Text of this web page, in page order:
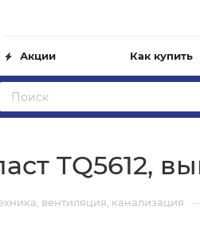
Акции Как купить
TQ5612,
вентиляция, канализация